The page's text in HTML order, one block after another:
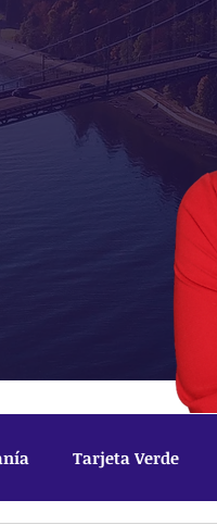
Tarjeta Verde